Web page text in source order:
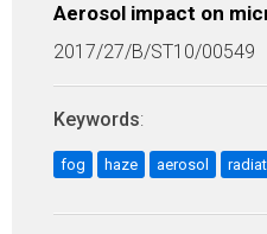
Aerosol impact on
2017/27/B/ST10/00549
Keywords:
fog haze aerosol